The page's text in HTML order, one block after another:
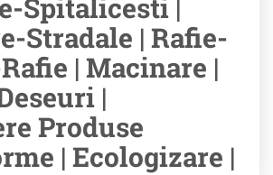
Spitalicesti |
Stradale | Rafie-
| Macinare |
|
Produse
| Ecologizare |